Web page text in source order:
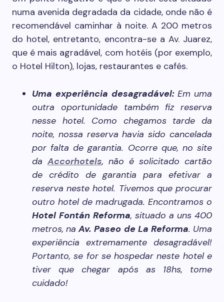
numa avenida degradada da cidade, onde não é
recomendável caminhar à noite. A 200 metros
do hotel, entretanto, encontra-se a Av. Juarez,
que é mais agradável, com hotéis (por exemplo,
o Hotel Hilton), lojas, restaurantes e cafés.
Uma experiência desagradável:Em uma
outra oportunidade também fiz reserva
nesse hotel. Como chegamos tarde da
noite, nossa reserva havia sido cancelada
por falta de garantia. Ocorre que, no site
da Accorhotels, não é solicitado cartão
de crédito de garantia para efetivar a
reserva neste hotel. Tivemos que procurar
outro hotel de madrugada. Encontramos o
Hotel Fontán Reforma, situado a uns 400
metros, naAv. Paseo de La Reforma. Uma
experiência extremamente desagradável!
Portanto, se for se hospedar neste hotel e
tiver que chegar após as 18hs, tome
cuidado!